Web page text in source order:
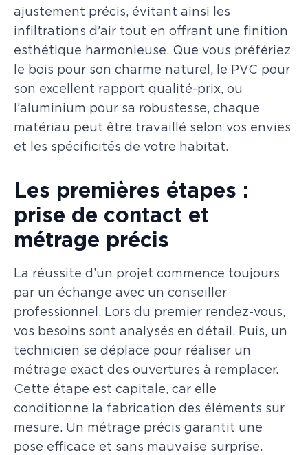
ajustement précis, évitant ainsi les
infiltrations d’air tout en offrant une finition
esthétique harmonieuse. Que vous préfériez
le bois pour son charme naturel, le PVC pour
son excellent rapport qualité-prix, ou
l’aluminium pour sa robustesse, chaque
matériau peut être travaillé selon vos envies
et les spécificités de votre habitat.
Les premières étapes :
prise de contact et
métrage précis
La réussite d’un projet commence toujours
par un échange avec un conseiller
professionnel. Lors du premier rendez-vous,
vos besoins sont analysés en détail. Puis, un
technicien se déplace pour réaliser un
métrage exact des ouvertures à remplacer.
Cette étape est capitale, car elle
conditionne la fabrication des éléments sur
mesure. Un métrage précis garantit une
pose efficace et sans mauvaise surprise.